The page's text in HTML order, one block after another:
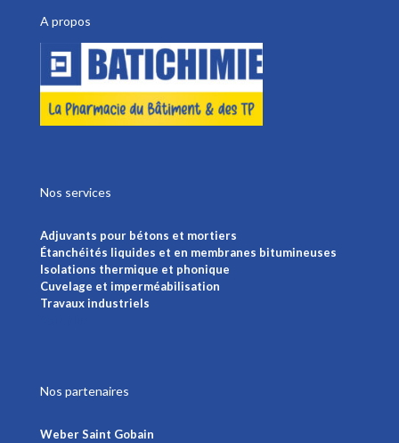
A propos
Nos services
Adjuvants pour bétons et mortiers
Étanchéités liquides et en membranes bitumineuses
Isolations thermique et phonique
Cuvelage et imperméabilisation
Travaux industriels
Nos partenaires
Weber Saint Gobain